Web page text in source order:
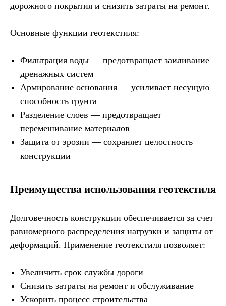
дорожного покрытия и снизить затраты на ремонт.
Основные функции геотекстиля:
Фильтрация воды — предотвращает заиливание
дренажных систем
Армирование основания — усиливает несущую
способность грунта
Разделение слоев — предотвращает
перемешивание материалов
Защита от эрозии — сохраняет целостность
конструкции
Преимущества использования геотекстиля
Долговечность конструкции обеспечивается за счет
равномерного распределения нагрузки и защиты от
деформаций. Применение геотекстиля позволяет:
Увеличить срок службы дороги
Снизить затраты на ремонт и обслуживание
Ускорить процесс строительства